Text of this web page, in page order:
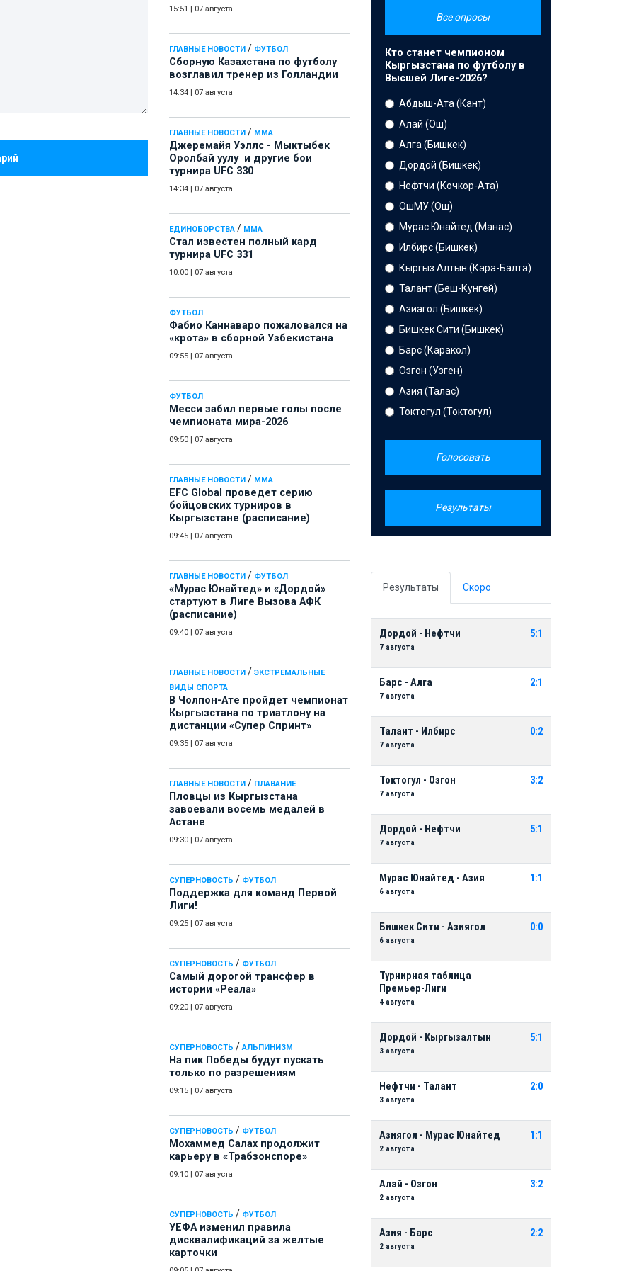
15:51 07 августа
ГЛАВНЫЕ НОВОСТИ / ФУТБОЛ
Сборную Казахстана по футболу
возглавил тренер из Голландии
14:34 07 августа
ГЛАВНЫЕ НОВОСТИ / ММА
Джеремайя Уэллс - Мыктыбек
Оролбай уулу и другие бои
турнира UFC 330
14:34 07 августа
ЕДИНОБОРСТВА / ММА
Стал известен полный кард
турнира UFC 331
10:00 07 августа
ФУТБОЛ
Фабио Каннаваро пожаловался на
«крота» в сборной Узбекистана
09:55 07 августа
ФУТБОЛ
Месси забил первые голы после
чемпионата мира-2026
09:50 07 августа
ГЛАВНЫЕ НОВОСТИ / ММА
EFC Global проведет серию
бойцовских турниров в
Кыргызстане (расписание)
09:45 07 августа
ГЛАВНЫЕ НОВОСТИ / ФУТБОЛ
«Мурас Юнайтед» и «Дордой»
стартуют в Лиге Вызова АФК
(расписание)
09:40 07 августа
ГЛАВНЫЕ НОВОСТИ / ЭКСТРЕМАЛЬНЫЕ
ВИДЫ СПОРТА
В Чолпон-Ате пройдет чемпионат
Кыргызстана по триатлону на
дистанции «Супер Спринт»
09:35 07 августа
ГЛАВНЫЕ НОВОСТИ / ПЛАВАНИЕ
Пловцы из Кыргызстана
завоевали восемь медалей в
Астане
09:30 07 августа
СУПЕРНОВОСТЬ / ФУТБОЛ
Поддержка для команд Первой
Лиги!
09:25 07 августа
СУПЕРНОВОСТЬ / ФУТБОЛ
Самый дорогой трансфер в
истории «Реала»
09:20 07 августа
СУПЕРНОВОСТЬ / АЛЬПИНИЗМ
На пик Победы будут пускать
только по разрешениям
09:15 07 августа
СУПЕРНОВОСТЬ / ФУТБОЛ
Мохаммед Салах продолжит
карьеру в «Трабзонспоре»
09:10 07 августа
СУПЕРНОВОСТЬ / ФУТБОЛ
УЕФА изменил правила
дисквалификаций за желтые
карточки
Все опросы
Кто станет чемпионом
Кыргызстана по футболу в
Высшей Лиге-2026?
Абдыш-Ата (Кант)
Алай (Ош)
Алга (Бишкек)
Дордой (Бишкек)
Нефтчи (Кочкор-Ата)
ОшМУ (Ош)
Мурас Юнайтед (Манас)
Илбирс (Бишкек)
Кыргыз Алтын (Кара-Балта)
Талант (Беш-Кунгей)
Азиагол (Бишкек)
Бишкек Сити (Бишкек)
Барс (Каракол)
Озгон (Узген)
Азия (Талас)
Токтогул (Токтогул)
Голосовать
Результаты
Результаты Скоро
Дордой - Нефтчи
7 августа
5:1
Барс - Алга
7 августа
2:1
Талант - Илбирс
7 августа
0:2
Токтогул - Озгон
7 августа
3:2
Дордой - Нефтчи
7 августа
5:1
Мурас Юнайтед - Азия
6 августа
1:1
Бишкек Сити - Азиягол
6 августа
0:0
Турнирная таблица
Премьер-Лиги
4 августа
Дордой - Кыргызалтын
3 августа
5:1
Нефтчи - Талант
3 августа
2:0
Азиягол - Мурас Юнайтед
2 августа
1:1
Алай - Озгон
2 августа
3:2
Азия - Барс
2 августа
2:2